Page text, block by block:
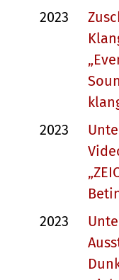
2023
2023
2023